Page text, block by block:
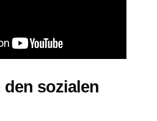
den sozialen